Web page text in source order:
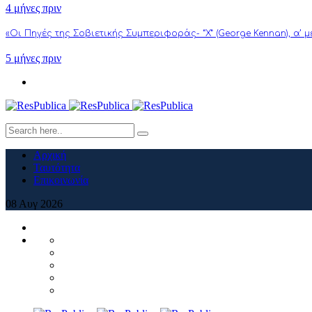
4 μήνες πριν
«Οι Πηγές της Σοβιετικής Συμπεριφοράς- “Χ” (George Kennan), α’
5 μήνες πριν
Αρχική
Ταυτότητα
Επικοινωνία
08 Αυγ 2026